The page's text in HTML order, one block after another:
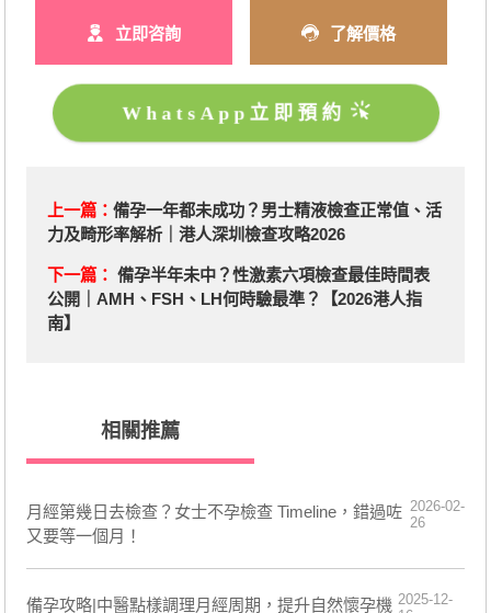
立即咨詢 了解價格
WhatsApp立即預約
上一篇： 備孕一年都未成功？男士精液檢查正常值、活
力及畸形率解析｜港人深圳檢查攻略2026
下一篇： 備孕半年未中？性激素六項檢查最佳時間表
公開｜AMH、FSH、LH何時驗最準？【2026港人指
南】
相關推薦
月經第幾日去檢查？女士不孕檢查 Timeline，錯過咗
又要等一個月！
2026-02-
26
備孕攻略|中醫點樣調理月經周期，提升自然懷孕機 2025-12-